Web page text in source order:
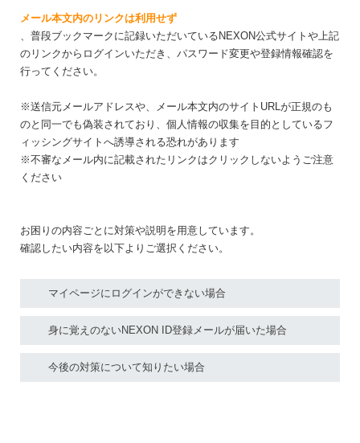
メール本文内のリンクは利用せず
、普段ブックマークに記録いただいているNEXON公式サイトや上記
のリンクからログインいただき、パスワード変更や登録情報確認を
行ってください。
※送信元メールアドレスや、メール本文内のサイトURLが正規のも
のと同一でも偽装されており、個人情報の収集を目的としているフ
ィッシングサイトへ誘導される恐れがあります
※不審なメール内に記載されたリンクはクリックしないようご注意
ください
お困りの内容ごとに対策や説明を用意しています。
確認したい内容を以下よりご選択ください。
マイページにログインができない場合
身に覚えのないNEXON ID登録メールが届いた場合
今後の対策について知りたい場合